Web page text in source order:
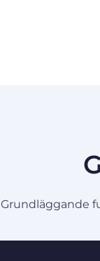
Grundläggande